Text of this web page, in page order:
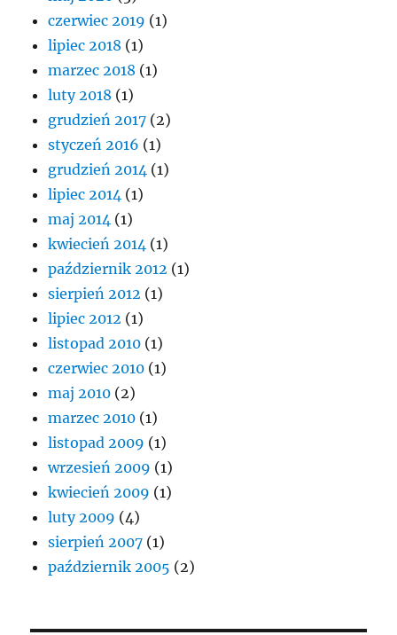
czerwiec 2019 (1)
lipiec 2018 (1)
marzec 2018 (1)
luty 2018 (1)
grudzień 2017 (2)
styczeń 2016 (1)
grudzień 2014 (1)
lipiec 2014 (1)
maj 2014 (1)
kwiecień 2014 (1)
październik 2012 (1)
sierpień 2012 (1)
lipiec 2012 (1)
listopad 2010 (1)
czerwiec 2010 (1)
maj 2010 (2)
marzec 2010 (1)
listopad 2009 (1)
wrzesień 2009 (1)
kwiecień 2009 (1)
luty 2009 (4)
sierpień 2007 (1)
październik 2005 (2)